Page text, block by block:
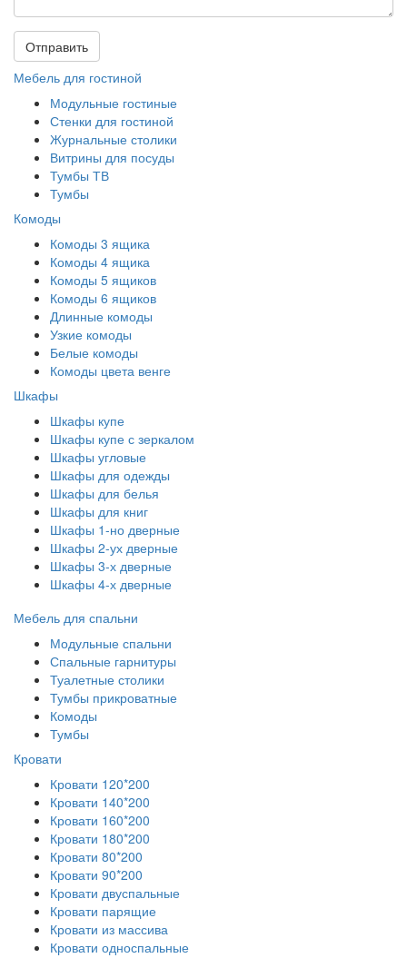
Отправить
Мебель для гостиной
Модульные гостиные
Стенки для гостиной
Журнальные столики
Витрины для посуды
Тумбы ТВ
Тумбы
Комоды
Комоды 3 ящика
Комоды 4 ящика
Комоды 5 ящиков
Комоды 6 ящиков
Длинные комоды
Узкие комоды
Белые комоды
Комоды цвета венге
Шкафы
Шкафы купе
Шкафы купе с зеркалом
Шкафы угловые
Шкафы для одежды
Шкафы для белья
Шкафы для книг
Шкафы 1-но дверные
Шкафы 2-ух дверные
Шкафы 3-х дверные
Шкафы 4-х дверные
Мебель для спальни
Модульные спальни
Спальные гарнитуры
Туалетные столики
Тумбы прикроватные
Комоды
Тумбы
Кровати
Кровати 120*200
Кровати 140*200
Кровати 160*200
Кровати 180*200
Кровати 80*200
Кровати 90*200
Кровати двуспальные
Кровати парящие
Кровати из массива
Кровати односпальные